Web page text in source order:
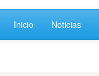
Inicio Noticias